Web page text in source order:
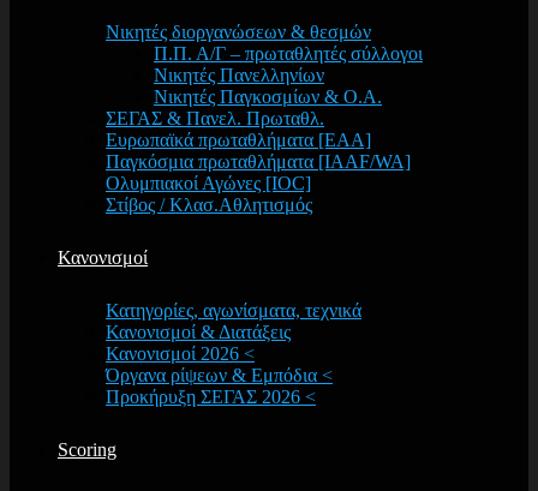
Νικητές διοργανώσεων & θεσμών
Π.Π. Α/Γ – πρωταθλητές σύλλογοι
Νικητές Πανελληνίων
Νικητές Παγκοσμίων & Ο.Α.
ΣΕΓΑΣ & Πανελ. Πρωταθλ.
Ευρωπαϊκά πρωταθλήματα [EAA]
Παγκόσμια πρωταθλήματα [IAAF/WA]
Ολυμπιακοί Αγώνες [IOC]
Στίβος / Κλασ.Αθλητισμός
Κανονισμοί
Κατηγορίες, αγωνίσματα, τεχνικά
Κανονισμοί & Διατάξεις
Κανονισμοί 2026 <
Όργανα ρίψεων & Εμπόδια <
Προκήρυξη ΣΕΓΑΣ 2026 <
Scoring